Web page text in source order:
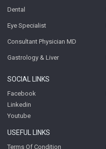
Dental
Eye Specialist
Consultant Physician MD
Gastrology & Liver
SOCIAL LINKS
Facebook
Linkedin
Youtube
USEFUL LINKS
Terms Of Condition